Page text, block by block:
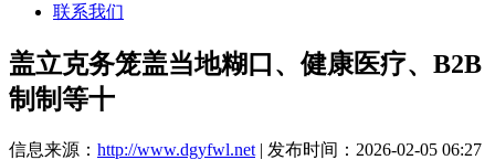
联系我们
盖立克务笼盖当地糊口、健康医疗、B2B
制制等十
信息来源： http://www.dgyfwl.net | 发布时间：2026-02-05 06:27